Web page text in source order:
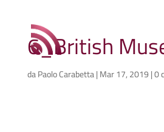
6_British
daPaolo Carabetta| Mar 17, 2019 |0